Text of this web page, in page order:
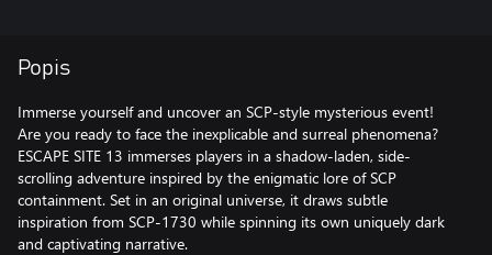
Popis
Immerse yourself and uncover an SCP-style mysterious event!
Are you ready to face the inexplicable and surreal phenomena?
ESCAPE SITE 13 immerses players in a shadow-laden, side-
scrolling adventure inspired by the enigmatic lore of SCP
containment. Set in an original universe, it draws subtle
inspiration from SCP-1730 while spinning its own uniquely dark
and captivating narrative.